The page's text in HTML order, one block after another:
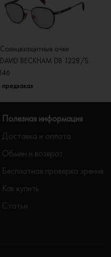
Солнцезащитные очки
DAVID BECKHAM DB 1228/S
I46
предзаказ
Полезная информация
Доставка и оплата
Обмен и возврат
Бесплатная проверка зрения
Как купить
Статьи